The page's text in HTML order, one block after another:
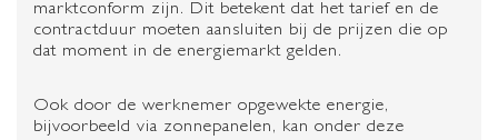
marktconform zijn. Dit betekent dat het tarief en de
contractduur moeten aansluiten bij de prijzen die op
dat moment in de energiemarkt gelden.
Ook door de werknemer opgewekte energie,
bijvoorbeeld via zonnepanelen, kan onder deze